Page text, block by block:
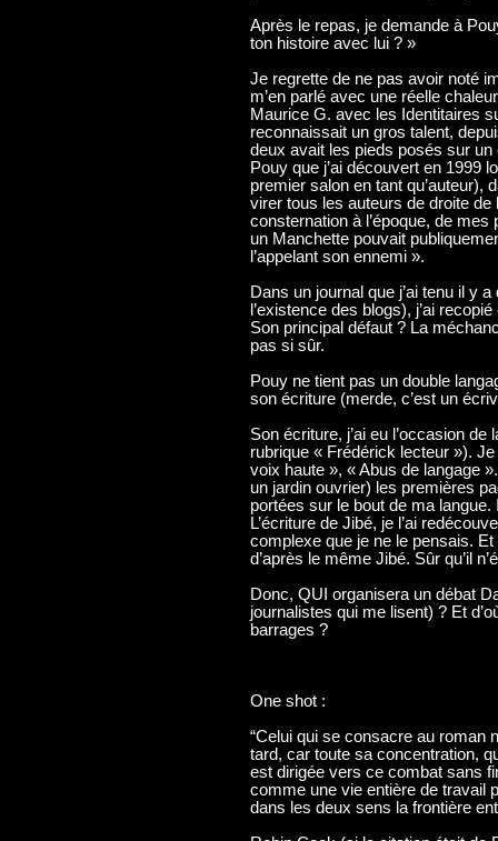
Après le repas, je demande à
ton histoire avec lui ? »
Je regrette de ne pas avoir noté
m’en parlé avec une réelle
Maurice G. avec les Identitaires
reconnaissait un gros talent,
deux avait les pieds posés sur
Pouy que j’ai découvert en 1999
premier salon en tant qu’auteur),
virer tous les auteurs de droite
consternation à l’époque, de
un Manchette pouvait
l’appelant son ennemi ».
Dans un journal que j’ai tenu il y
l’existence des blogs), j’ai
Son principal défaut ? La
pas si sûr.
Pouy ne tient pas un double
son écriture (merde, c’est un
Son écriture, j’ai eu l’occasion
rubrique « Frédérick lecteur »).
voix haute », « Abus de langage
un jardin ouvrier) les premières
portées sur le bout de ma
L’écriture de Jibé, je l’ai
complexe que je ne le pensais.
d’après le même Jibé. Sûr qu’il
Donc, QUI organisera un débat
journalistes qui me lisent) ? Et
barrages ?
One shot :
“Celui qui se consacre au roman
tard, car toute sa concentration,
est dirigée vers ce combat sans
comme une vie entière de travail
dans les deux sens la frontière